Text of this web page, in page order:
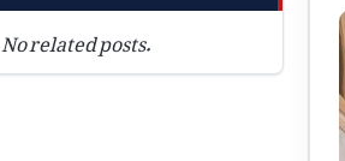
No related posts.